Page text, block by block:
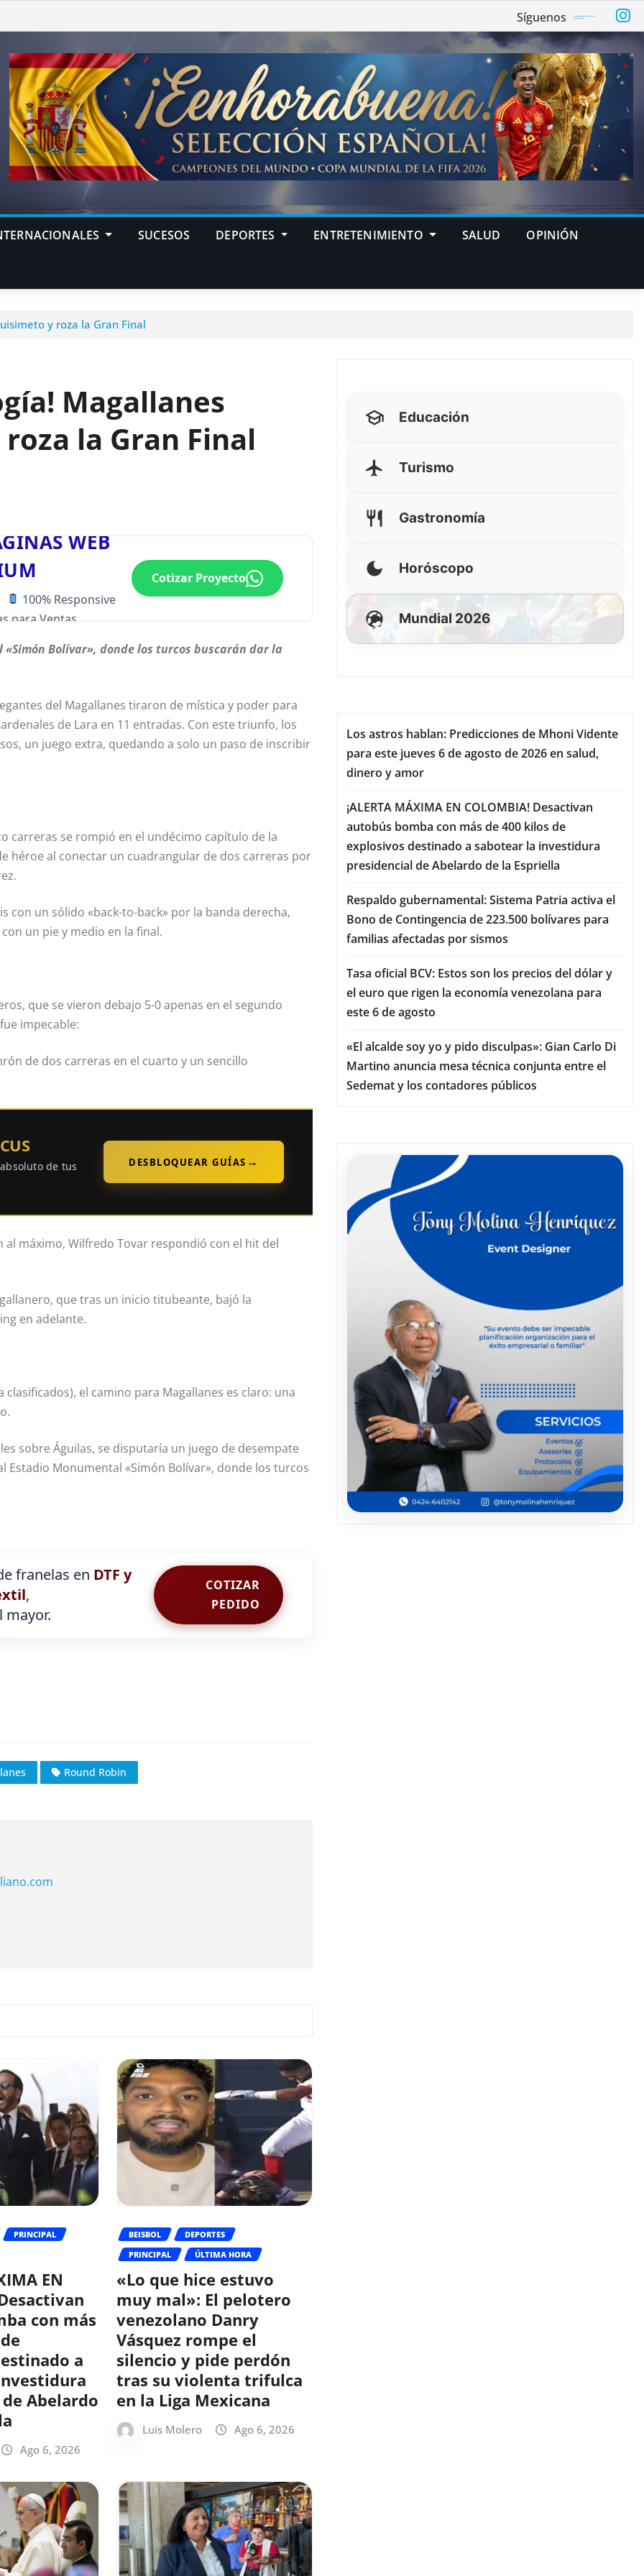
Síguenos
SUCESOS DEPORTES ENTRETENIMIENTO SALUD OPINIÓN
y roza la Gran Final
Magallanes
la Gran Final
WEB
100% Responsive
para Ventas
Cotizar Proyecto
Bolívar», donde los turcos buscarán dar la
del Magallanes tiraron de mística y poder para
de Lara en 11 entradas. Con este triunfo, los
un juego extra, quedando a solo un paso de inscribir
carreras se rompió en el undécimo capítulo de la
héroe al conectar un cuadrangular de dos carreras por
con un sólido «back-to-back» por la banda derecha,
un pie y medio en la final.
que se vieron debajo 5-0 apenas en el segundo
impecable:
de dos carreras en el cuarto y un sencillo
de tus
DESBLOQUEAR GUÍAS →
al máximo, Wilfredo Tovar respondió con el hit del
que tras un inicio titubeante, bajó la
en adelante.
el camino para Magallanes es claro: una
sobre Águilas, se disputaría un juego de desempate
Estadio Monumental «Simón Bolívar», donde los turcos
franelas en DTF y
,
mayor.
COTIZAR
PEDIDO
Round Robin
PRINCIPAL
EN
con más
a
Abelardo
Ago 6, 2026
BEISBOL
DEPORTES
PRINCIPAL
ÚLTIMA HORA
«Lo que hice estuvo
muy mal»: El pelotero
venezolano Danry
Vásquez rompe el
silencio y pide perdón
tras su violenta trifulca
en la Liga Mexicana
Luis Molero Ago 6, 2026
Educación
Turismo
Gastronomía
Horóscopo
Mundial 2026
Los astros hablan: Predicciones de Mhoni Vidente
para este jueves 6 de agosto de 2026 en salud,
dinero y amor
¡ALERTA MÁXIMA EN COLOMBIA! Desactivan
autobús bomba con más de 400 kilos de
explosivos destinado a sabotear la investidura
presidencial de Abelardo de la Espriella
Respaldo gubernamental: Sistema Patria activa el
Bono de Contingencia de 223.500 bolívares para
familias afectadas por sismos
Tasa oficial BCV: Estos son los precios del dólar y
el euro que rigen la economía venezolana para
este 6 de agosto
«El alcalde soy yo y pido disculpas»: Gian Carlo Di
Martino anuncia mesa técnica conjunta entre el
Sedemat y los contadores públicos